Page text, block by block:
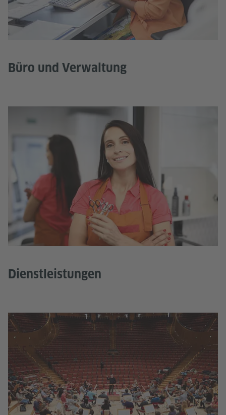
Büro und Verwaltung
Dienstleistungen